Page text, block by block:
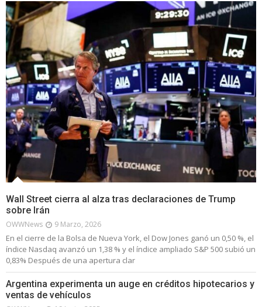
Wall Street cierra al alza tras declaraciones de Trump
sobre Irán
OWWNews 9 Marzo, 2026
En el cierre de la Bolsa de Nueva York, el Dow Jones ganó un 0,50 %, el
índice Nasdaq avanzó un 1,38 % y el índice ampliado S&P 500 subió un
0,83% Después de una apertura clar
Argentina experimenta un auge en créditos hipotecarios y
ventas de vehículos